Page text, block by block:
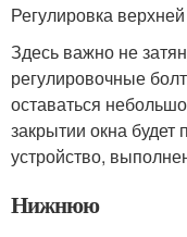
Регулировка
Здесь важно не
регулировочные
оставаться
закрытии окна
устройство,
Нижнюю